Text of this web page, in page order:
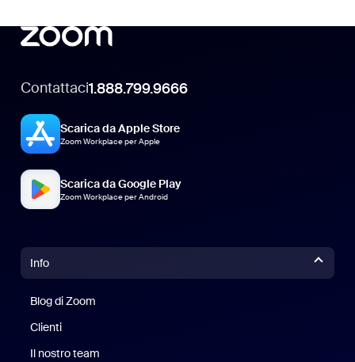
Contattaci1.888.799.9666
Scarica da Apple Store
Zoom Workplace per Apple
Scarica da Google Play
Zoom Workplace per Android
Info
Blog di Zoom
Clienti
Il nostro team